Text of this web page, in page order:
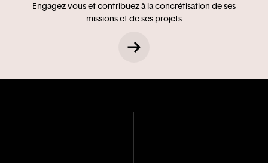
Engagez-vous et contribuez à la concrétisation de ses
missions et de ses projets